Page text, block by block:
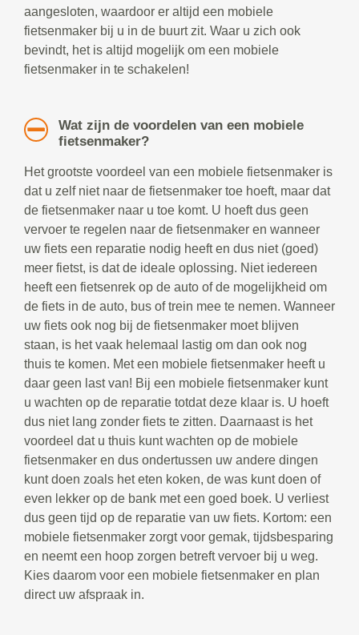
aangesloten, waardoor er altijd een mobiele
fietsenmaker bij u in de buurt zit. Waar u zich ook
bevindt, het is altijd mogelijk om een mobiele
fietsenmaker in te schakelen!
Wat zijn de voordelen van een mobiele
fietsenmaker?
Het grootste voordeel van een mobiele fietsenmaker is
dat u zelf niet naar de fietsenmaker toe hoeft, maar dat
de fietsenmaker naar u toe komt. U hoeft dus geen
vervoer te regelen naar de fietsenmaker en wanneer
uw fiets een reparatie nodig heeft en dus niet (goed)
meer fietst, is dat de ideale oplossing. Niet iedereen
heeft een fietsenrek op de auto of de mogelijkheid om
de fiets in de auto, bus of trein mee te nemen. Wanneer
uw fiets ook nog bij de fietsenmaker moet blijven
staan, is het vaak helemaal lastig om dan ook nog
thuis te komen. Met een mobiele fietsenmaker heeft u
daar geen last van! Bij een mobiele fietsenmaker kunt
u wachten op de reparatie totdat deze klaar is. U hoeft
dus niet lang zonder fiets te zitten. Daarnaast is het
voordeel dat u thuis kunt wachten op de mobiele
fietsenmaker en dus ondertussen uw andere dingen
kunt doen zoals het eten koken, de was kunt doen of
even lekker op de bank met een goed boek. U verliest
dus geen tijd op de reparatie van uw fiets. Kortom: een
mobiele fietsenmaker zorgt voor gemak, tijdsbesparing
en neemt een hoop zorgen betreft vervoer bij u weg.
Kies daarom voor een mobiele fietsenmaker en plan
direct uw afspraak in.